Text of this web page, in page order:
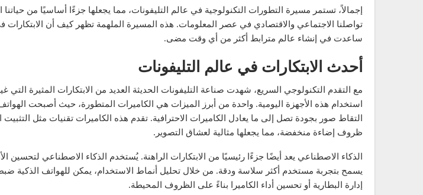
إجمالاً، تستمر مسيرة التطورات التكنولوجية في عالم التليفونات، مما يجعلها جزءًا أساسيًا من حياتنا
تواصلنا الاجتماعي والاقتصادي في عصر المعلومات. هذه المسيرة الملهمة تظهر كيف أن الابتكارات
ساعدت في إنشاء عالم مترابط أكثر من أي وقت مضى.
أحدث الابتكارات في عالم التليفونات
مع التقدم التكنولوجي السريع، شهدت صناعة التليفونات الحديثة العديد من الابتكارات المثيرة
استخدام هذه الأجهزة اليومية. واحدة من أبرز الميزات هي الكاميرات المتطورة، حيث أصبحت
التقاط صور بجودة تصل إلى ما يعادل الكاميرات الاحترافية. تقدم هذه الكاميرات تقنيات مثل
ظروف إضاءة منخفضة، مما يجعلها مثالية لعشاق التصوير.
الذكاء الاصطناعي يعد أيضًا جزءًا رئيسيًا من الابتكارات الراهنة. يُستخدم الذكاء الاصطناعي لتحسين
يسمح بتجربة مستخدم أكثر سلاسة ودقة. من خلال تحليل أنماط الاستخدام، يمكن للهواتف الذكية ضبط
إدارة البطارية أو تحسين أداء الكاميرا بناءً على الظروف المحيطة.